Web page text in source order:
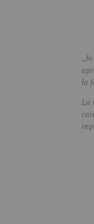
„În
la
La